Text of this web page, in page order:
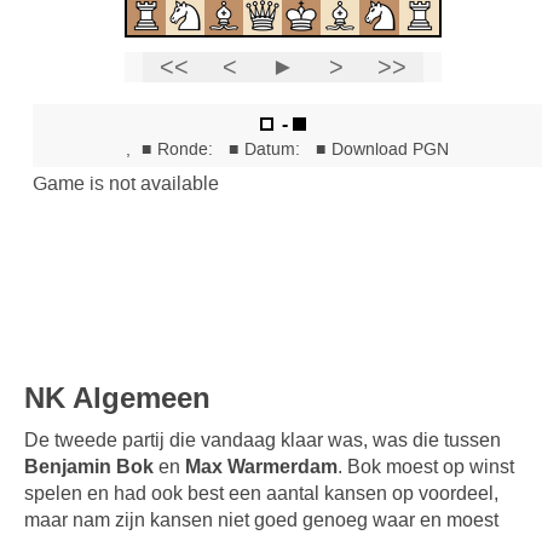
NK Algemeen
De tweede partij die vandaag klaar was, was die tussen
Benjamin Bok en Max Warmerdam. Bok moest op winst
spelen en had ook best een aantal kansen op voordeel,
maar nam zijn kansen niet goed genoeg waar en moest